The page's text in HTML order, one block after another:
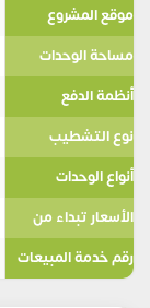
موقع المشروع
مساحة الوحدات
أنظمة الدفع
نوع التشطيب
أنواع الوحدات
الأسعار تبداء من
رقم خدمة المبيعات